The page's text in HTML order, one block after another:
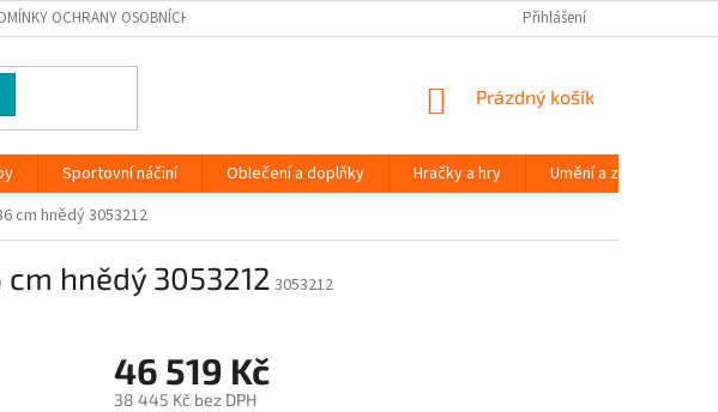
OCHRANY OSOBNÍCH ÚDAJŮ Přihlášení
NÁKUPNÍ
Prázdný košík
Sportovní náčiní Oblečení a doplňky Hračky a hry Umění a zábava
cm hnědý 3053212
cm hnědý 3053212 3053212
46 519 Kč
38 445 Kč bez DPH